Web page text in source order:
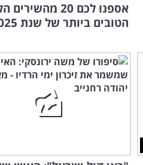
אספנו לכם 20
הטובים ביותר של שנת 2025